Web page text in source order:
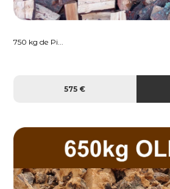
750 kg de Pi...
575 €